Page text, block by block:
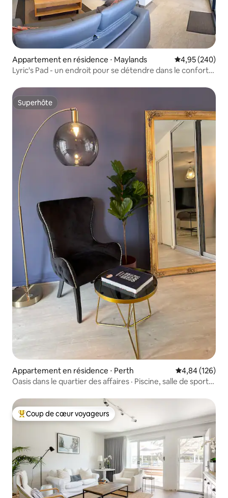
Appartement en résidence ⋅ Maylands Évaluation
4,95 (240)
Lyric's Pad - un endroit pour se détendre dans le confort
Superhôte
Superhôte
Appartement en résidence ⋅ Perth Évaluation
4,84 (126)
Oasis dans le quartier des affaires · Piscine, salle de sport,
Coups de cœur voyageurs les plus appréciés
Coup de cœur voyageurs